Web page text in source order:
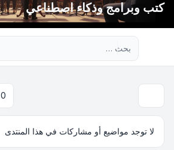
كتب وبرامج وذكاء اصطناعي
0 موضوع • صفحة
لا توجد مواضيع أو مشاركات في هذا المنتدى